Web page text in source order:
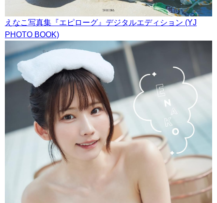
えなこ写真集『エピローグ』デジタルエディション (YJ
PHOTO BOOK)